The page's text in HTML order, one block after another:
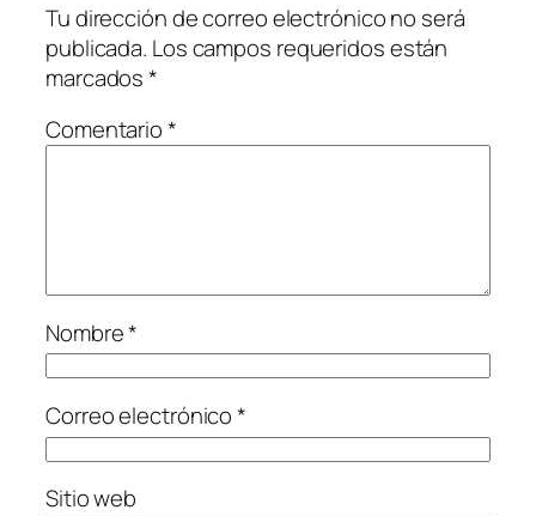
Tu dirección de correo electrónico no será
publicada. Los campos requeridos están
marcados*
Comentario*
Nombre*
Correo electrónico*
Sitio web